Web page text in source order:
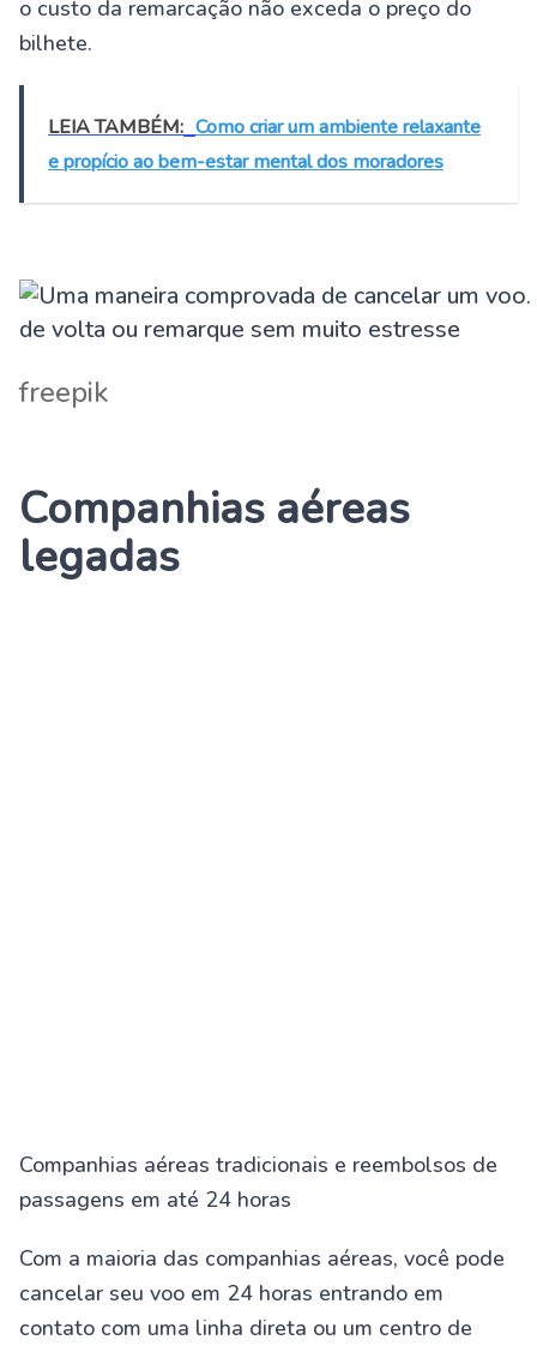
o custo da remarcação não exceda o preço do
bilhete.
LEIA TAMBÉM: Como criar um ambiente relaxante
e propício ao bem-estar mental dos moradores
freepik
Companhias aéreas
legadas
Companhias aéreas tradicionais e reembolsos de
passagens em até 24 horas
Com a maioria das companhias aéreas, você pode
cancelar seu voo em 24 horas entrando em
contato com uma linha direta ou um centro de